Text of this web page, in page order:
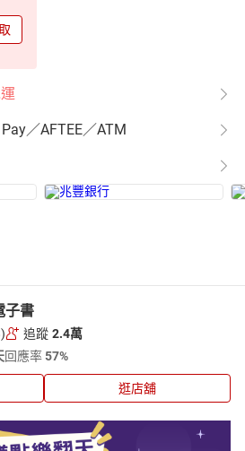
／AFTEE／ATM
子書
追蹤 2.4萬
回應率57%
逛店舖